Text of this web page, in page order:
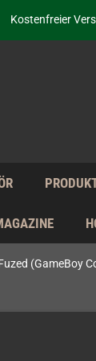
Seit über 20
Täglicher
Seit über 20
Täglicher
nicht nur -
(GameBoy